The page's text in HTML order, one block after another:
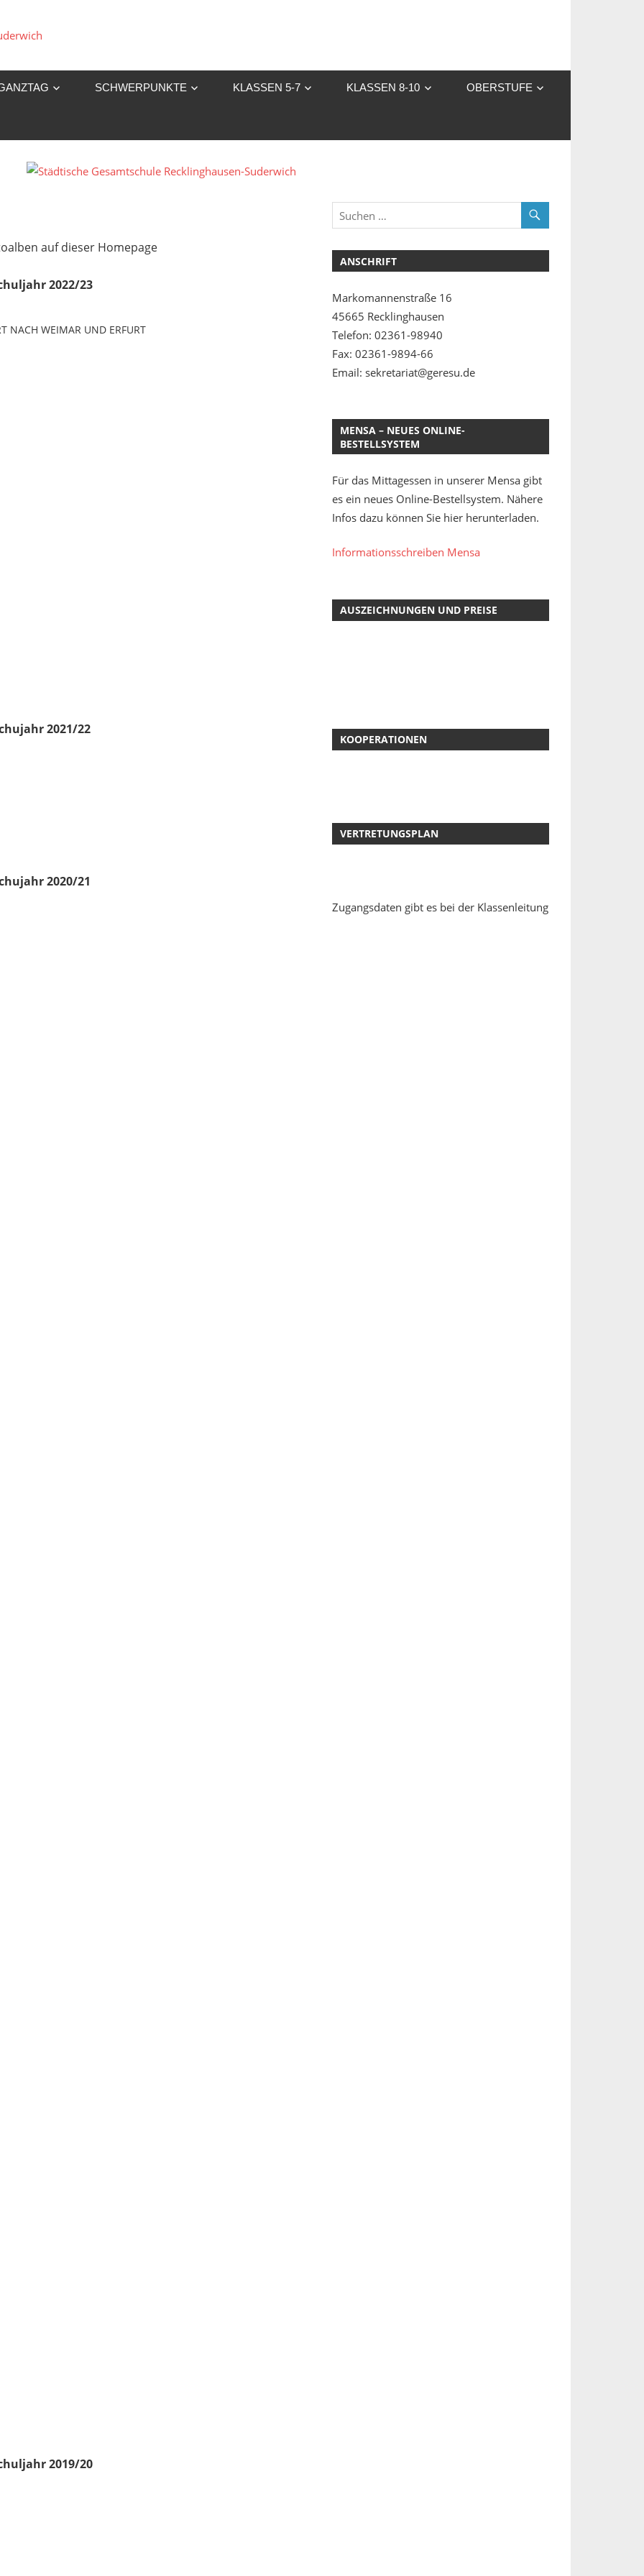
Gesamtschule
Suderwich
SCHWERPUNKTE KLASSEN 5-7 KLASSEN 8-10 OBERSTUFE
auf dieser Homepage
2022/23
NACH WEIMAR UND ERFURT
2021/22
2020/21
2019/20
ANSCHRIFT
Markomannenstraße 16
45665 Recklinghausen
Telefon: 02361-98940
Fax: 02361-9894-66
Email: sekretariat@geresu.de
MENSA – NEUES ONLINE-
BESTELLSYSTEM
Für das Mittagessen in unserer Mensa gibt
es ein neues Online-Bestellsystem. Nähere
Infos dazu können Sie hier herunterladen.
Informationsschreiben Mensa
AUSZEICHNUNGEN UND PREISE
KOOPERATIONEN
VERTRETUNGSPLAN
Zugangsdaten gibt es bei der Klassenleitung